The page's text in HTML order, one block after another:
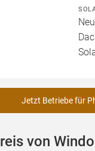
Jetzt Betriebe für
von